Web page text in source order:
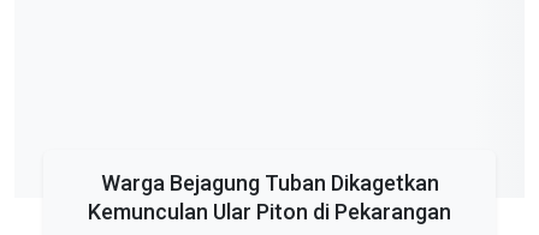
Warga Bejagung Tuban Dikagetkan
Kemunculan Ular Piton di Pekarangan